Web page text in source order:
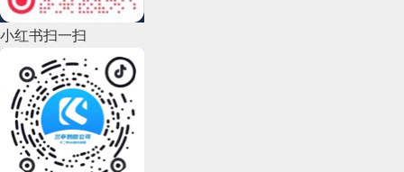
2022年9月(135)
2022年8月(60)
2022年7月(111)
2022年6月(162)
2022年5月(143)
小红书扫一扫